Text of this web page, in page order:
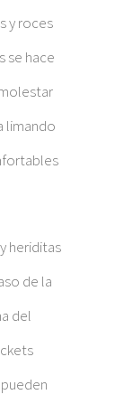
y roces
se hace
limando
heriditas
de la
del